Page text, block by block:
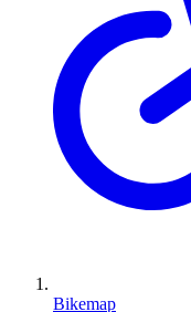
Bikemap